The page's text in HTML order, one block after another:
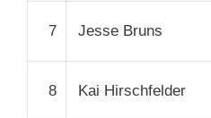
7 Jesse Bruns
8 Kai Hirschfelder